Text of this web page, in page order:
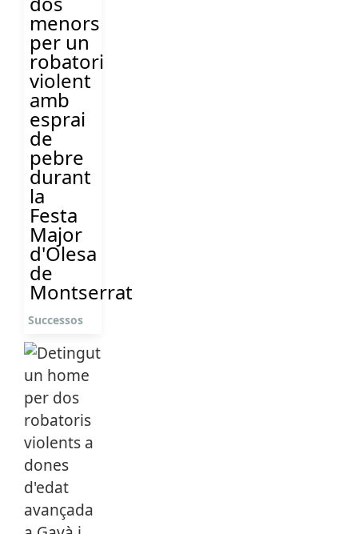
menors
per un
robatori
violent
amb
esprai
de
pebre
durant
la
Festa
Major
d'Olesa
de
Montserrat
Successos